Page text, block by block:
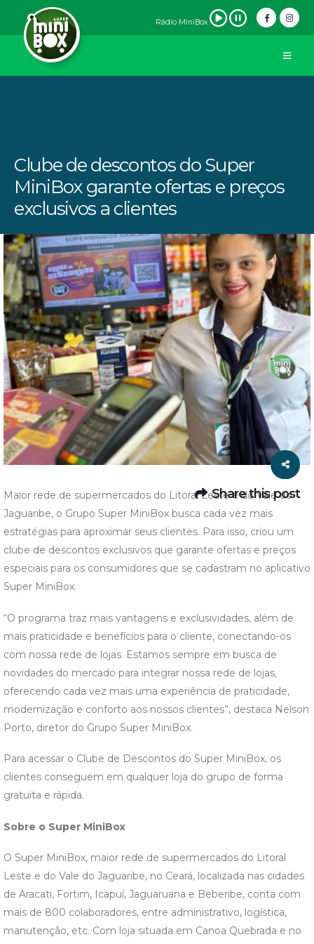
Rádio MiniBox
Clube de descontos do Super
MiniBox garante ofertas e preços
exclusivos a clientes
Share this post
Maior rede de supermercados do Litoral Leste e do Vale do
Jaguaribe, o Grupo Super MiniBox busca cada vez mais
estratégias para aproximar seus clientes. Para isso, criou um
clube de descontos exclusivos que garante ofertas e preços
especiais para os consumidores que se cadastram no aplicativo
Super MiniBox.
“O programa traz mais vantagens e exclusividades, além de
mais praticidade e benefícios para o cliente, conectando-os
com nossa rede de lojas. Estamos sempre em busca de
novidades do mercado para integrar nossa rede de lojas,
oferecendo cada vez mais uma experiência de praticidade,
modernização e conforto aos nossos clientes”, destaca Nelson
Porto, diretor do Grupo Super MiniBox.
Para acessar o Clube de Descontos do Super MiniBox, os
clientes conseguem em qualquer loja do grupo de forma
gratuita e rápida.
Sobre o Super MiniBox
O Super MiniBox, maior rede de supermercados do Litoral
Leste e do Vale do Jaguaribe, no Ceará, localizada nas cidades
de Aracati, Fortim, Icapuí, Jaguaruana e Beberibe, conta com
mais de 800 colaboradores, entre administrativo, logística,
manutenção, etc. Com loja situada em Canoa Quebrada e no